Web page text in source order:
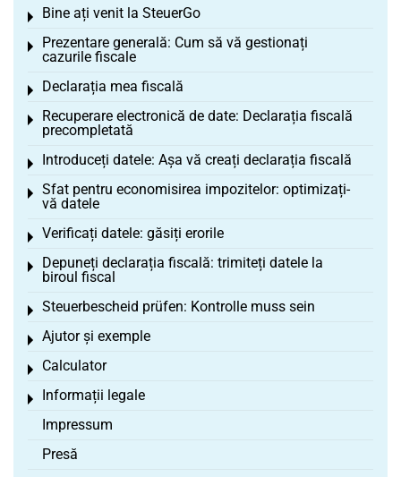
Bine ați venit la SteuerGo
Toggle menu
Prezentare generală: Cum să vă gestionați
cazurile fiscale
Toggle menu
Declarația mea fiscală
Toggle menu
Recuperare electronică de date: Declarația fiscală
precompletată
Toggle menu
Introduceți datele: Așa vă creați declarația fiscală
Toggle menu
Sfat pentru economisirea impozitelor: optimizați-
vă datele
Toggle menu
Verificați datele: găsiți erorile
Toggle menu
Depuneți declarația fiscală: trimiteți datele la
biroul fiscal
Toggle menu
Steuerbescheid prüfen: Kontrolle muss sein
Toggle menu
Ajutor și exemple
Toggle menu
Calculator
Toggle menu
Informații legale
Toggle menu
Impressum
Presă